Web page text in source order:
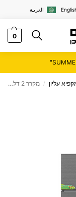
العربية
0
עליון / מקרר 2 דלתות 538 ליטר נטו נירוסטה מושחרת מבית SERVICE דגם NF615DS